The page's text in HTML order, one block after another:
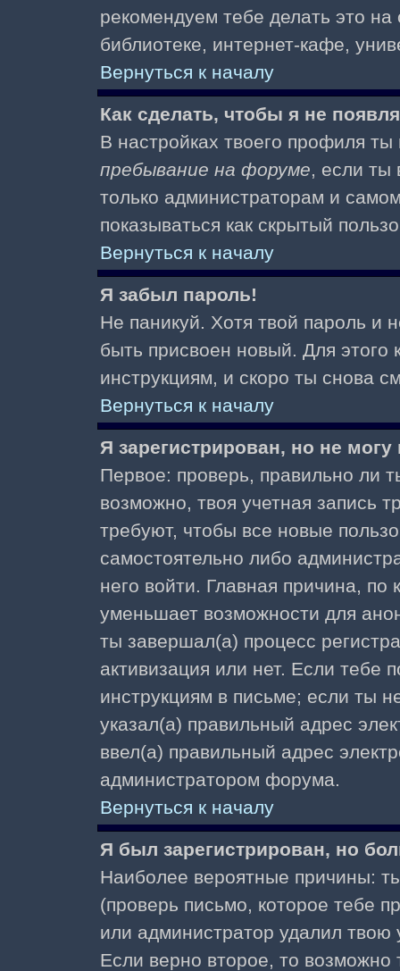
рекомендуем тебе делать это
библиотеке, интернет-кафе,
Вернуться к началу
Как сделать, чтобы я не
В настройках твоего профиля
пребывание на форуме, если
только администраторам и
показываться как скрытый
Вернуться к началу
Я забыл пароль!
Не паникуй. Хотя твой пароль и
быть присвоен новый. Для этого
инструкциям, и скоро ты снова
Вернуться к началу
Я зарегистрирован, но не могу
Первое: проверь, правильно ли
возможно, твоя учетная запись
требуют, чтобы все новые
самостоятельно либо
него войти. Главная причина,
уменьшает возможности для
ты завершал(а) процесс
активизация или нет. Если тебе
инструкциям в письме; если ты
указал(а) правильный адрес
ввел(а) правильный адрес
администратором форума.
Вернуться к началу
Я был зарегистрирован, но
Наиболее вероятные причины:
(проверь письмо, которое тебе
или администратор удалил твою
Если верно второе, то